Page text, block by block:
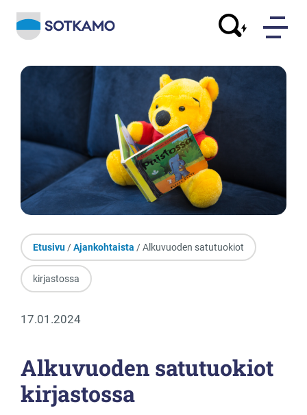
Etusivu/Ajankohtaista / Alkuvuoden satutuokiot
kirjastossa
17.01.2024
Alkuvuoden satutuokiot
kirjastossa